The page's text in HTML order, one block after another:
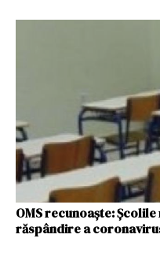
OMS recunoaște:
răspândire a